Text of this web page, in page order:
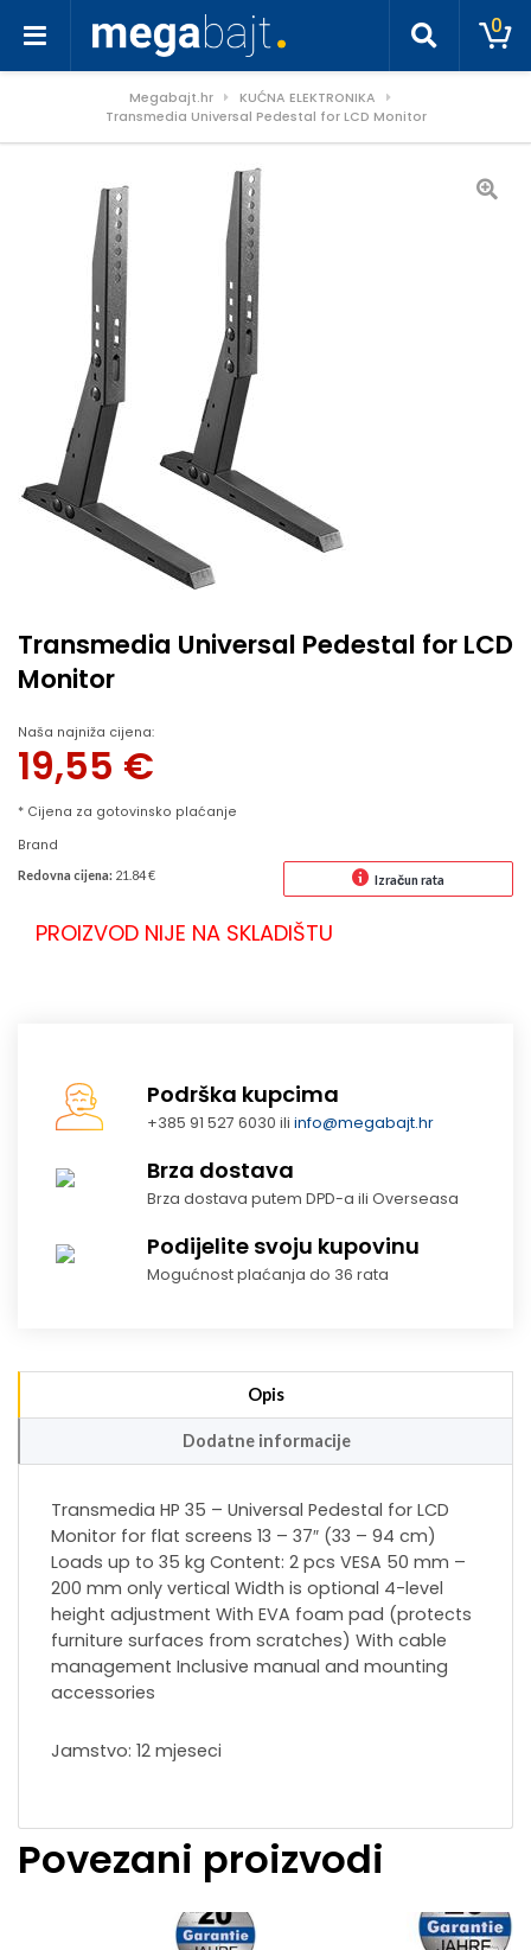
0
Megabajt.hr
KUĆNA ELEKTRONIKA
Transmedia Universal Pedestal for LCD Monitor
Transmedia Universal Pedestal for LCD
Monitor
Naša najniža cijena:
19,55 €
* Cijena za gotovinsko plaćanje
Brand
Redovna cijena: 21.84 € Izračun rata
PROIZVOD NIJE NA SKLADIŠTU
Podrška kupcima
+385 91 527 6030 iliinfo@megabajt.hr
Brza dostava
Brza dostava putem DPD-a ili Overseasa
Podijelite svoju kupovinu
Mogućnost plaćanja do 36 rata
Opis
Dodatne informacije
Transmedia HP 35 – Universal Pedestal for LCD
Monitor for flat screens 13 – 37″ (33 – 94 cm)
Loads up to 35 kg Content: 2 pcs VESA 50 mm –
200 mm only vertical Width is optional 4-level
height adjustment With EVA foam pad (protects
furniture surfaces from scratches) With cable
management Inclusive manual and mounting
accessories
Jamstvo: 12 mjeseci
Povezani proizvodi